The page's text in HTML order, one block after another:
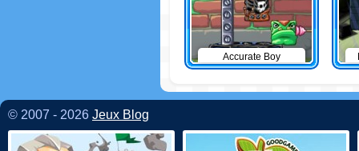
Accurate Boy
© 2007 - 2026 Jeux Blog